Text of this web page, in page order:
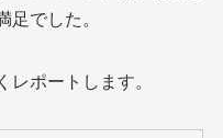
足でした。
ポートします。